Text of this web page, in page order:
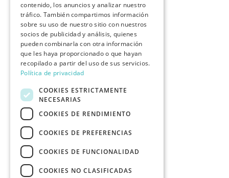
contenido, los anuncios y analizar nuestro
tráfico. También compartimos información
sobre su uso de nuestro sitio con nuestros
socios de publicidad y análisis, quienes
pueden combinarla con otra información
que les haya proporcionado o que hayan
recopilado a partir del uso de sus servicios.
Política de privacidad
COOKIES ESTRICTAMENTE
NECESARIAS
COOKIES DE RENDIMIENTO
COOKIES DE PREFERENCIAS
COOKIES DE FUNCIONALIDAD
COOKIES NO CLASIFICADAS